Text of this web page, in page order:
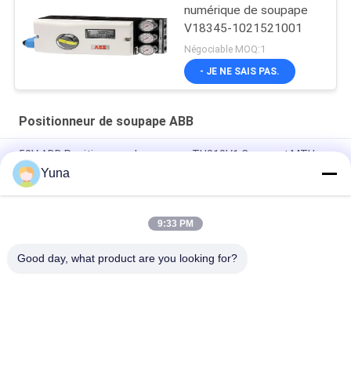
numérique de soupape
V18345-1021521001
Négociable MOQ:1
- JE NE SAIS PAS.
Positionneur de soupape ABB
50V ABB Positionneur de soupape TU810V1 Compact MTU
ABB 3BSE013230R1 Unité de terminaison
ABB DO810 EA Sortie numérique 24V 16 Ch 3BSE008510R2
L'interface du système d'exploitation de l'appareil est définie
Yuna
9:33 PM
Good day, what product are you looking for?